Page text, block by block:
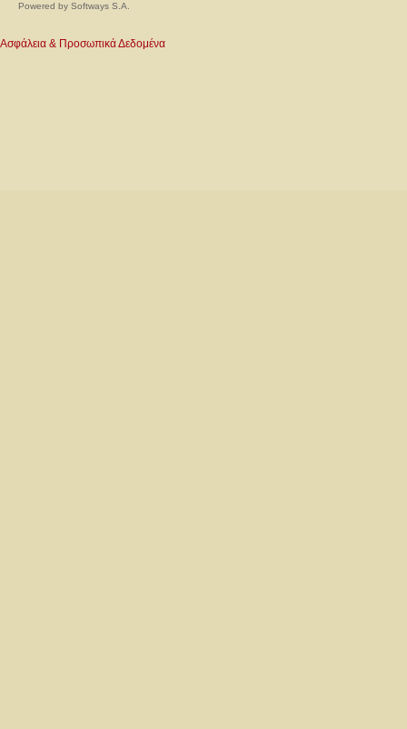
Powered by Softways S.A.
Ασφάλεια & Προσωπικά Δεδομένα